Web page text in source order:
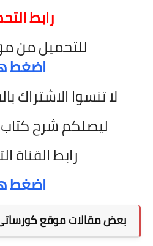
رابط
للتحميل من
اضغط
لا تنسوا الاشتراك
ليصلكم شرح كتاب
رابط القناة
اضغط
بعض مقالات موقع